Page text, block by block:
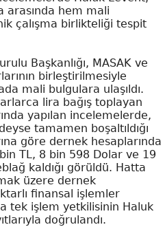
arasında hem mali
çalışma birlikteliği tespit
Başkanlığı, MASAK ve
birleştirilmesiyle
mali bulgulara ulaşıldı.
lira bağış toplayan
yapılan incelemelerde,
tamamen boşaltıldığı
göre dernek hesaplarında
TL, 8 bin 598 Dolar ve 19
kaldığı görüldü. Hatta
üzere dernek
finansal işlemler
tek işlem yetkilisinin Haluk
doğrulandı.